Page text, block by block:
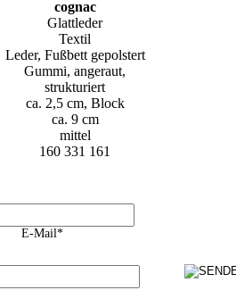
cognac
Glattleder
Textil
Leder, Fußbett gepolstert
Gummi, angeraut,
strukturiert
ca. 2,5 cm, Block
ca. 9 cm
mittel
160 331 161
E-Mail*